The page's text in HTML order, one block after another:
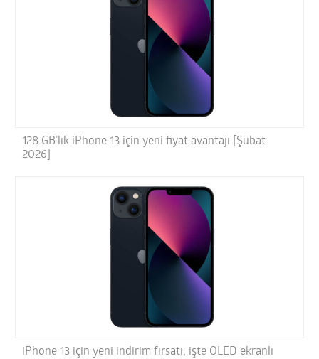
128 GB’lık iPhone 13 için yeni fiyat avantajı [Şubat
2026]
iPhone 13 için yeni indirim fırsatı; işte OLED ekranlı